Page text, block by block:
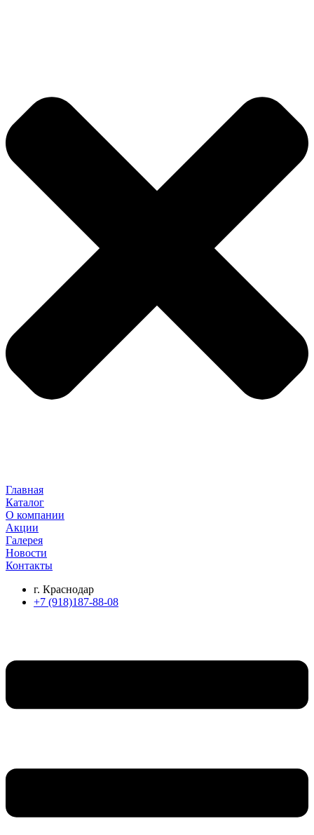
Главная
Каталог
О компании
Акции
Галерея
Новости
Контакты
г. Краснодар
+7 (918)187-88-08